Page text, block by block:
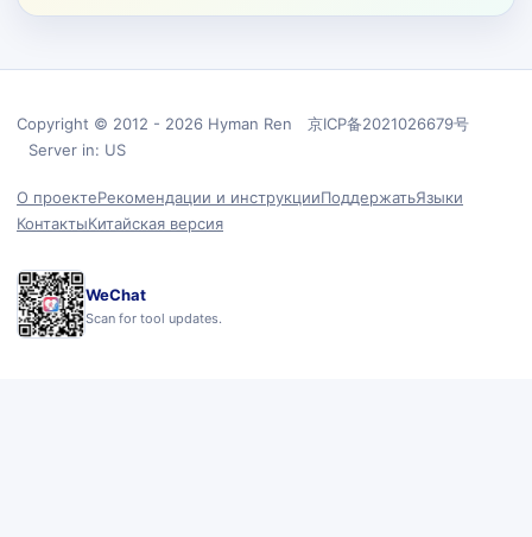
Copyright © 2012 - 2026 Hyman Ren 京ICP备2021026679号
Server in: US
О проектеРекомендации и инструкцииПоддержатьЯзыки
КонтактыКитайская версия
WeChat
Scan for tool updates.